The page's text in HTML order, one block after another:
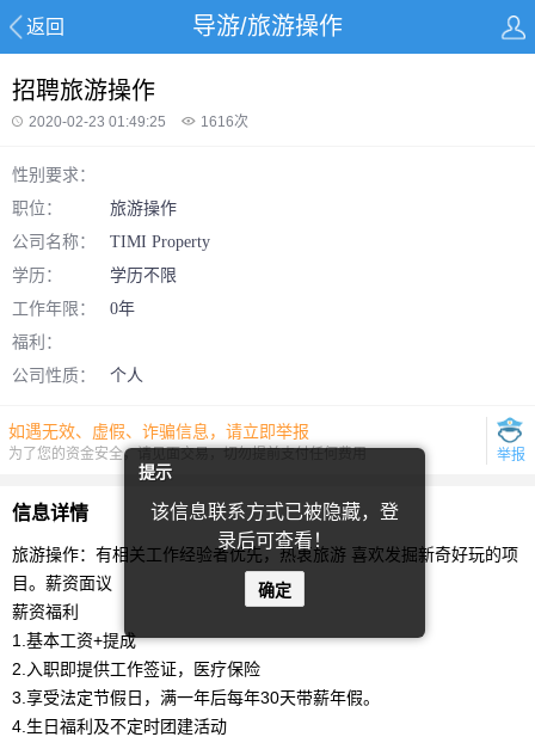
提示
该信息联系方式已被隐藏，登
录后可查看！
确定
返回 导游/旅游操作
招聘旅游操作
2020-02-23 01:49:25 1616次
性别要求：
职位：
旅游操作
公司名称：
TIMI Property
学历：
学历不限
工作年限：
0年
福利：
公司性质：
个人
如遇无效、虚假、诈骗信息，请立即举报
为了您的资金安全，请见面交易，切勿提前支付任何费用 举报
信息详情
旅游操作：有相关工作经验者优先，热衷旅游 喜欢发掘新奇好玩的项
目。薪资面议
薪资福利
1.基本工资+提成
2.入职即提供工作签证，医疗保险
3.享受法定节假日，满一年后每年30天带薪年假。
4.生日福利及不定时团建活动